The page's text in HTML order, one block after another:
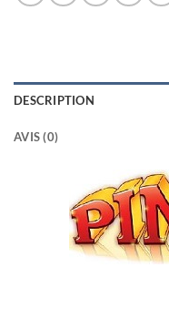
DESCRIPTION
AVIS (0)